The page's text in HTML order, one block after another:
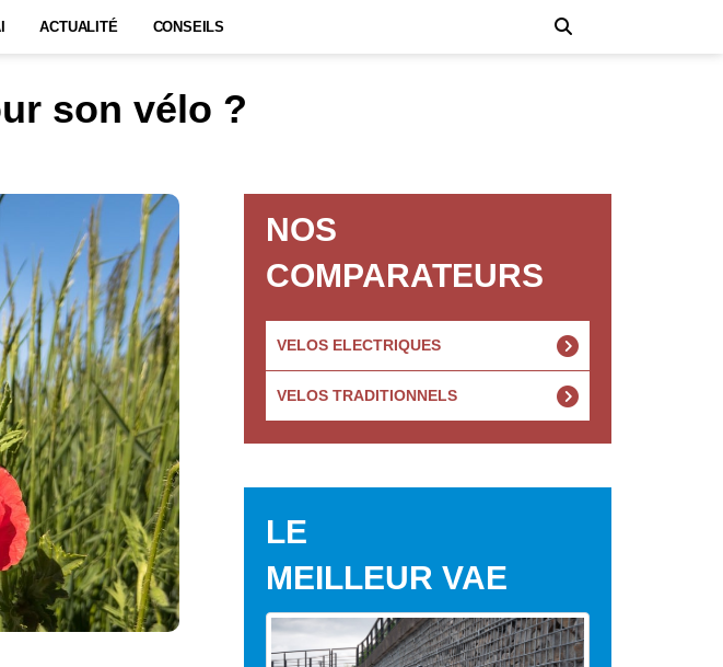
ACTUALITÉ CONSEILS
son vélo ?
NOS
COMPARATEURS
VELOS ELECTRIQUES
VELOS TRADITIONNELS
LE
MEILLEUR VAE